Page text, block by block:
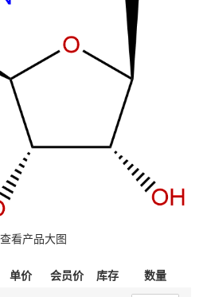
查看产品大图
单价 会员价 库存 数量